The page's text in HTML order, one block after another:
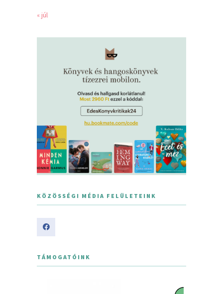
« júl
KÖZÖSSÉGI MÉDIA FELÜLETEINK
TÁMOGATÓINK